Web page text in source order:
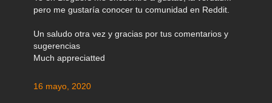
pero me gustaría conocer tu comunidad en Reddit.
Un saludo otra vez y gracias por tus comentarios y
sugerencias
Much appreciatted
16 mayo, 2020